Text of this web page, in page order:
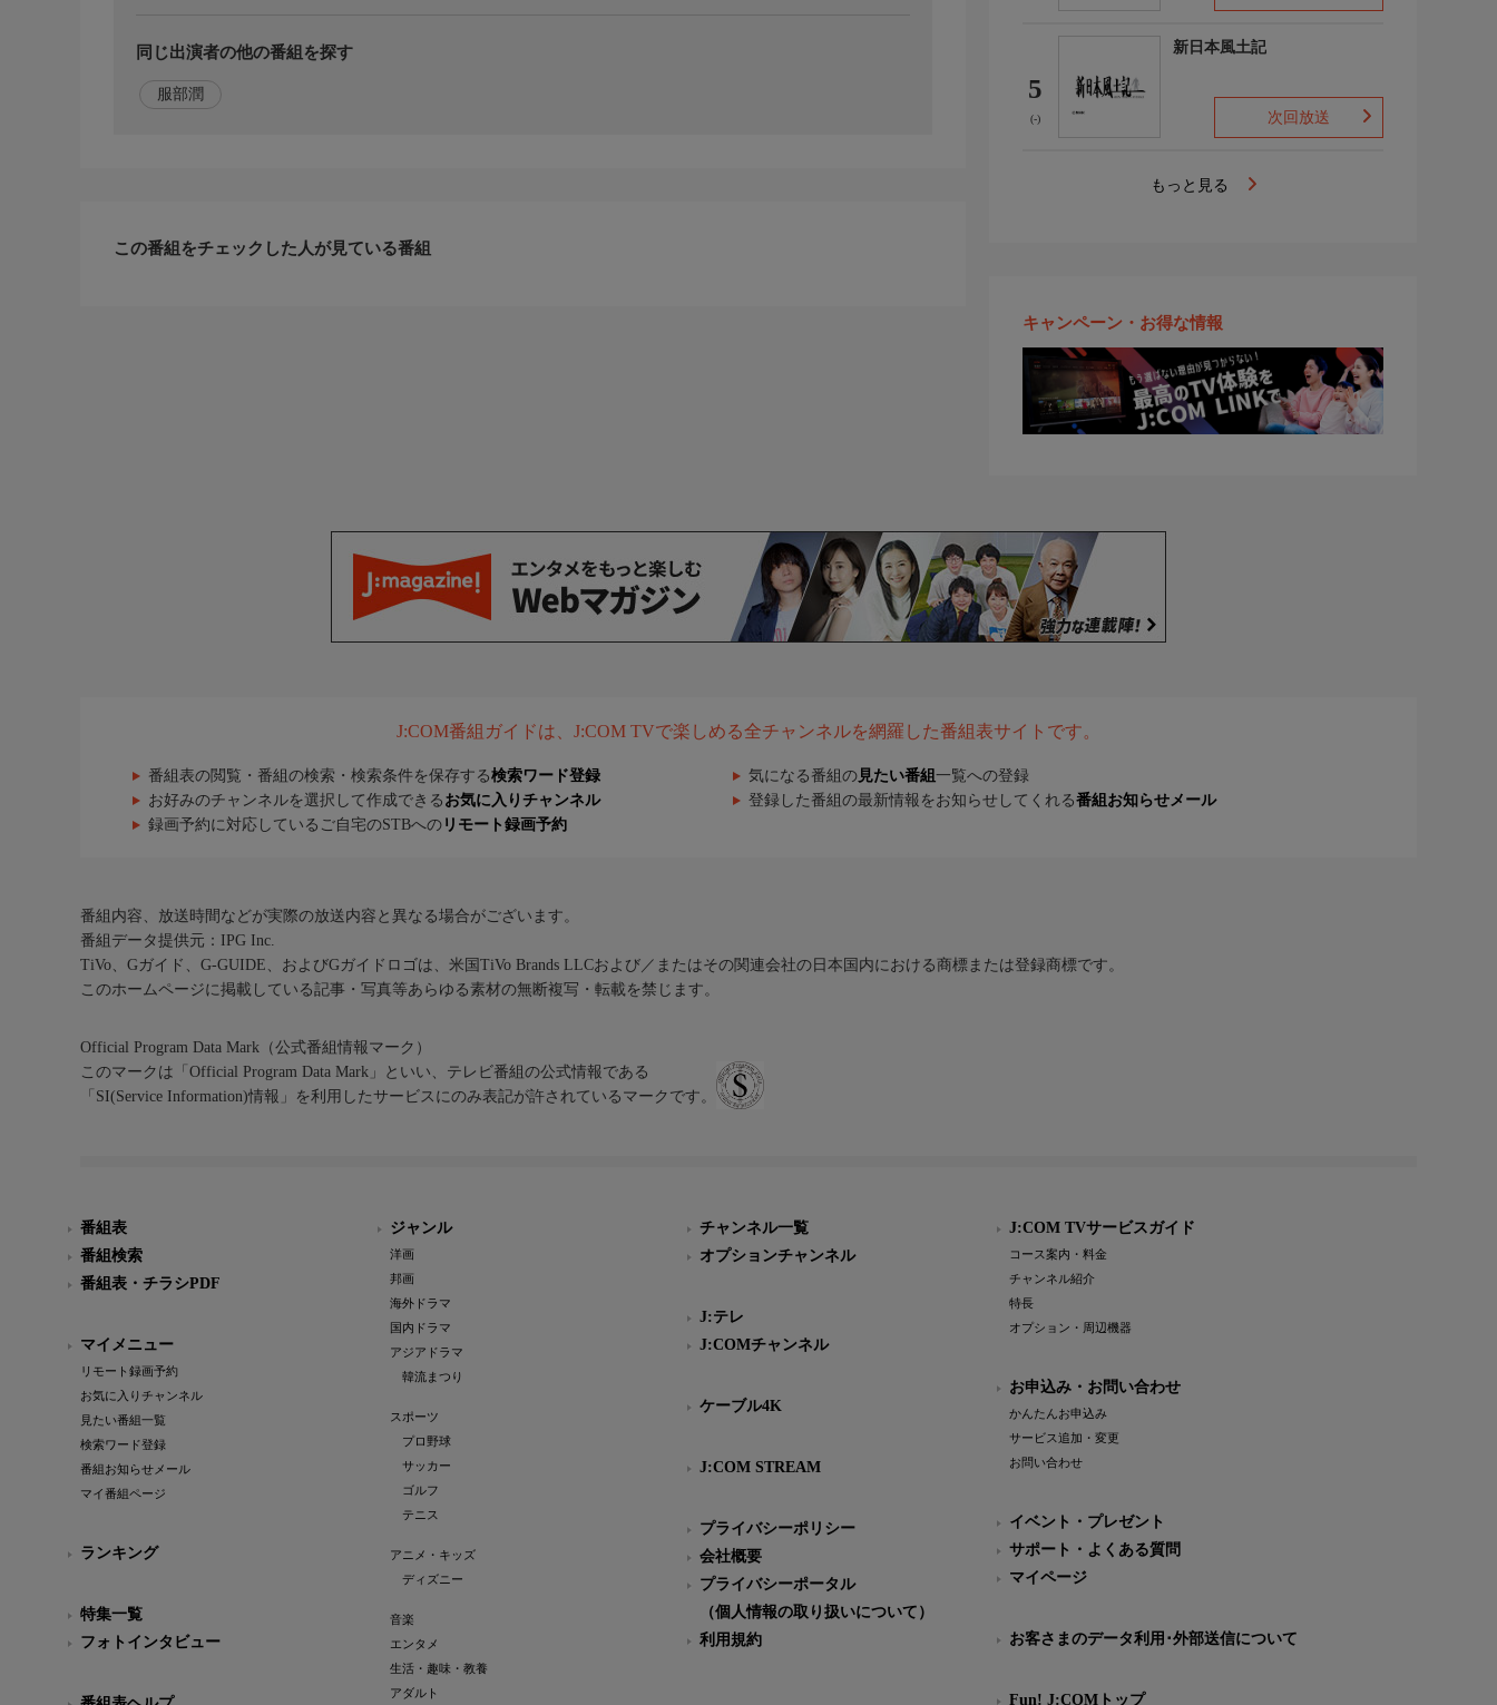
・サンディエゴならでは、アメリカ海軍の空母、ミッドウエイを見学。
・個性的なビーチが連なるオレンジカウンティに注目！
食べる ＜シーフードの屋台街！＞
同じ出演者の他の番組を探す
服部潤
この番組をチェックした人が見ている番組
5
(-)
新日本風土記
次回放送
もっと見る
キャンペーン・お得な情報
J:COM番組ガイドは、J:COM TVで楽しめる全チャンネルを網羅した番組表サイトです。
番組表の閲覧・番組の検索・検索条件を保存する検索ワード登録 気になる番組の 見たい番組 一覧への登録
お好みのチャンネルを選択して作成できる お気に入りチャンネル 登録した番組の最新情報をお知らせしてくれる番組お知らせメール
録画予約に対応しているご自宅のSTBへの リモート録画予約
番組内容、放送時間などが実際の放送内容と異なる場合がございます。
番組データ提供元：IPG Inc.
TiVo、Gガイド、G-GUIDE、およびGガイドロゴは、米国TiVo Brands LLCおよび／またはその関連会社の日本国内における商標または登録商標です。
このホームページに掲載している記事・写真等あらゆる素材の無断複写・転載を禁じます。
Official Program Data Mark（公式番組情報マーク）
このマークは「Official Program Data Mark」といい、テレビ番組の公式情報である
「SI(Service Information)情報」を利用したサービスにのみ表記が許されているマークです。
番組表
番組検索
番組表・チラシPDF
マイメニュー
リモート録画予約
お気に入りチャンネル
見たい番組一覧
検索ワード登録
番組お知らせメール
マイ番組ページ
ランキング
特集一覧
フォトインタビュー
ジャンル
洋画
邦画
海外ドラマ
国内ドラマ
アジアドラマ
韓流まつり
スポーツ
プロ野球
サッカー
ゴルフ
テニス
アニメ・キッズ
ディズニー
音楽
エンタメ
生活・趣味・教養
アダルト
チャンネル一覧
オプションチャンネル
J:テレ
J:COMチャンネル
ケーブル4K
J:COM STREAM
プライバシーポリシー
会社概要
プライバシーポータル
（個人情報の取り扱いについて）
利用規約
J:COM TVサービスガイド
コース案内・料金
チャンネル紹介
特長
オプション・周辺機器
お申込み・お問い合わせ
かんたんお申込み
サービス追加・変更
お問い合わせ
イベント・プレゼント
サポート・よくある質問
マイページ
お客さまのデータ利用･外部送信について
Fun! J:COMトップ